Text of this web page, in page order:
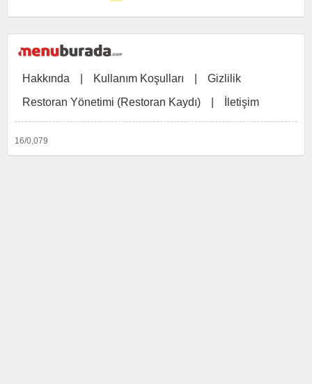
Hakkında Kullanım Koşulları
Gizlilik
Restoran Yönetimi (Restoran Kaydı)
İletişim
16/0,079